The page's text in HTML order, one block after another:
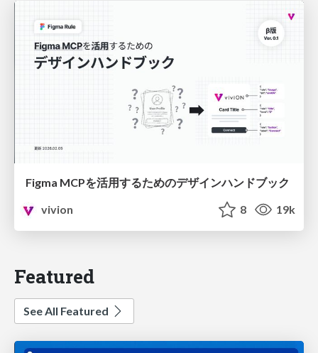
Figma MCPを活用するためのデザインハンドブック
vivion
8 19k
Featured
See All Featured